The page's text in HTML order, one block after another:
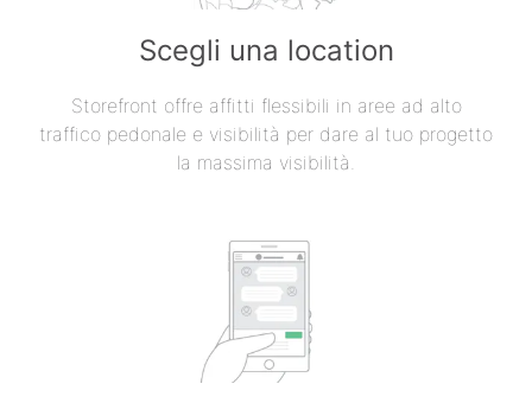
Scegli una location
Storefront offre affitti flessibili in aree ad alto
traffico pedonale e visibilità per dare al tuo progetto
la massima visibilità.